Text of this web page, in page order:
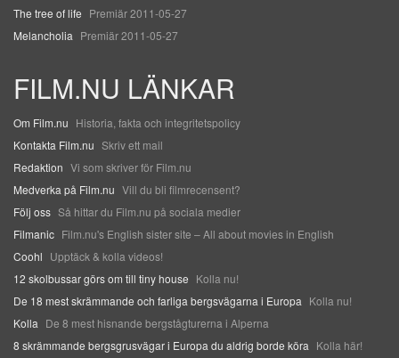
The tree of life Premiär 2011-05-27
Melancholia Premiär 2011-05-27
FILM.NU LÄNKAR
Om Film.nu Historia, fakta och integritetspolicy
Kontakta Film.nu Skriv ett mail
Redaktion Vi som skriver för Film.nu
Medverka på Film.nu Vill du bli filmrecensent?
Följ oss Så hittar du Film.nu på sociala medier
Filmanic Film.nu's English sister site – All about movies in English
Coohl Upptäck & kolla videos!
12 skolbussar görs om till tiny house Kolla nu!
De 18 mest skrämmande och farliga bergsvägarna i Europa Kolla nu!
Kolla De 8 mest hisnande bergstågturerna i Alperna
8 skrämmande bergsgrusvägar i Europa du aldrig borde köra Kolla här!